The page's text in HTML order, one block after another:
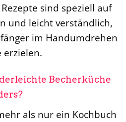
sind speziell auf
und leicht verständlich,
im Handumdrehen
erzielen.
Becherküche
als nur ein Kochbuch